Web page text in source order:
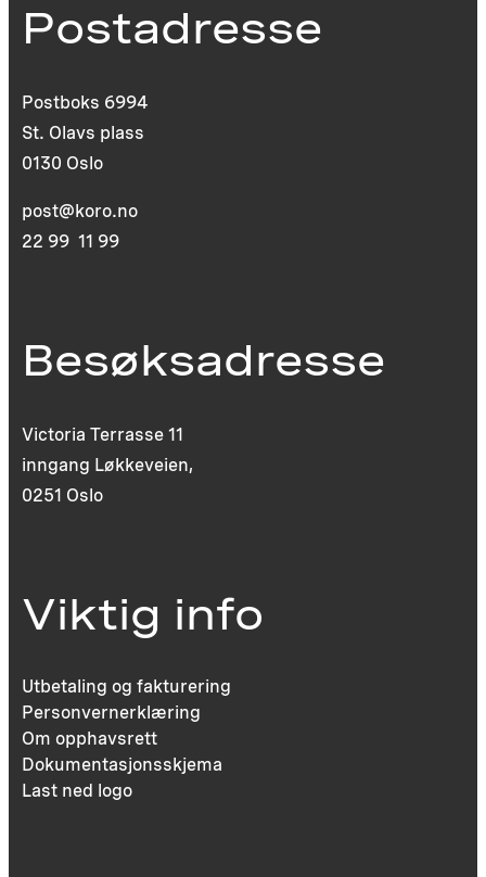
Postadresse
Postboks 6994
St. Olavs plass
0130 Oslo
post@koro.no
22 99 11 99
Besøksadresse
Victoria Terrasse 11
inngang Løkkeveien,
0251 Oslo
Viktig info
Utbetaling og fakturering
Personvernerklæring
Om opphavsrett
Dokumentasjonsskjema
Last ned logo